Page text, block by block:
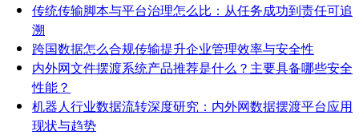
传统传输脚本与平台治理怎么比：从任务成功到责任可追
溯
跨国数据怎么合规传输提升企业管理效率与安全性
内外网文件摆渡系统产品推荐是什么？主要具备哪些安全
性能？
机器人行业数据流转深度研究：内外网数据摆渡平台应用
现状与趋势